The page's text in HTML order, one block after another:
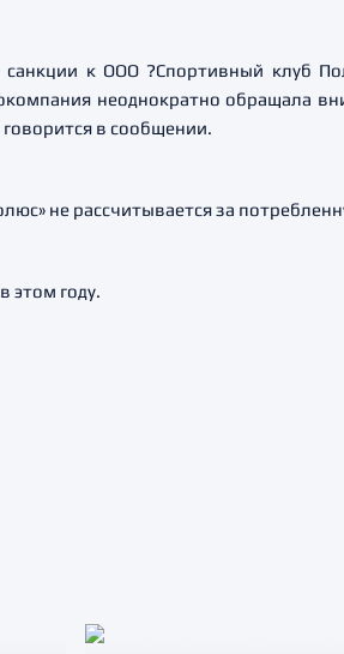
к ООО ?Спортивный клуб
неоднократно обращала
в сообщении.
не рассчитывается за
этом году.